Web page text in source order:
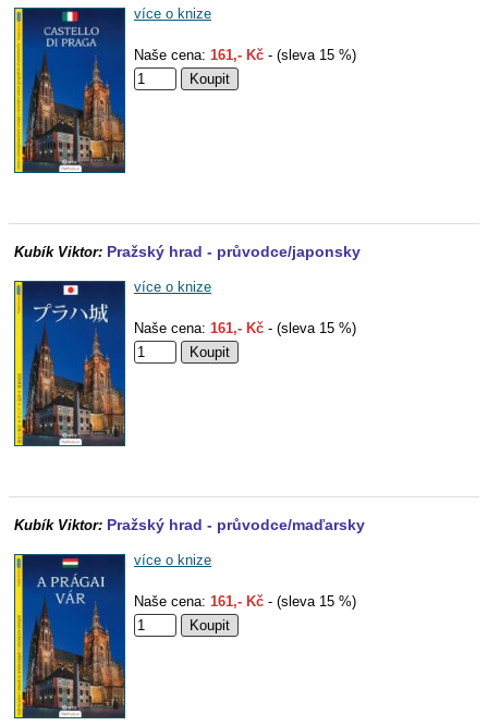
více o knize
Naše cena: 161,- Kč - (sleva 15 %)
Kubík Viktor: Pražský hrad - průvodce/japonsky
více o knize
Naše cena: 161,- Kč - (sleva 15 %)
Kubík Viktor: Pražský hrad - průvodce/maďarsky
více o knize
Naše cena: 161,- Kč - (sleva 15 %)